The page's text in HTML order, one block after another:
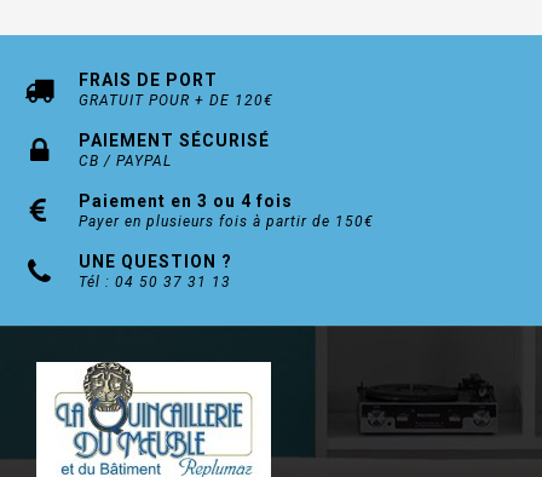
FRAIS DE PORT
GRATUIT POUR + DE 120€
PAIEMENT SÉCURISÉ
CB / PAYPAL
Paiement en 3 ou 4 fois
Payer en plusieurs fois à partir de 150€
UNE QUESTION ?
Tél : 04 50 37 31 13